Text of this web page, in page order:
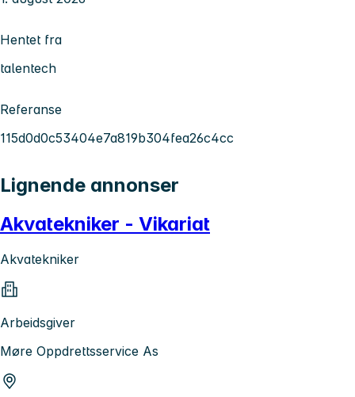
Hentet fra
talentech
Referanse
115d0d0c53404e7a819b304fea26c4cc
Lignende annonser
Akvatekniker - Vikariat
Akvatekniker
Arbeidsgiver
Møre Oppdrettsservice As